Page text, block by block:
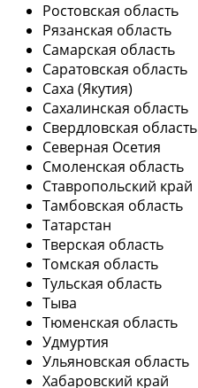
Ростовская область
Рязанская область
Самарская область
Саратовская область
Саха (Якутия)
Сахалинская область
Свердловская область
Северная Осетия
Смоленская область
Ставропольский край
Тамбовская область
Татарстан
Тверская область
Томская область
Тульская область
Тыва
Тюменская область
Удмуртия
Ульяновская область
Хабаровский край